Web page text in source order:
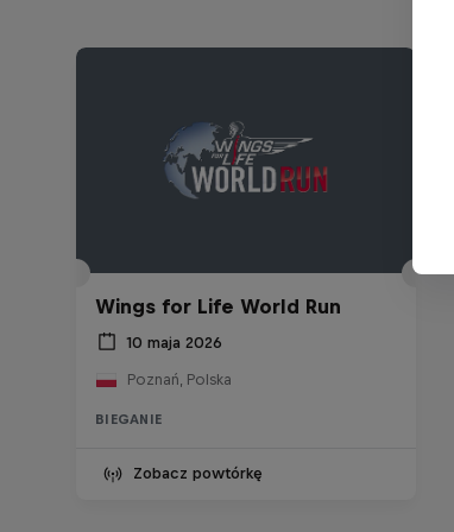
Wings for Life World Run
10 maja 2026
Poznań, Polska
BIEGANIE
Zobacz powtórkę